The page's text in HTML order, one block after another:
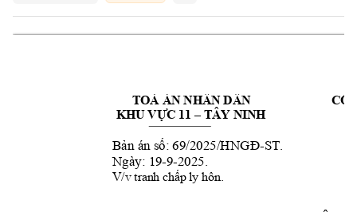
TOÀ ÁN NHÂN DÂN
KHU VỰC 11 – TÂY NINH
Bản án số: 69/2025/HNGĐ-ST.
Ngày: 19-9-2025.
V/v tranh chấp ly hôn.